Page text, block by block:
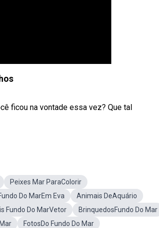
ficou na vontade essa vez? Que tal
Peixes Mar ParaColorir
Do MarEm Eva
Animais DeAquário
Fundo Do MarVetor
BrinquedosFundo Do Mar
FotosDo Fundo Do Mar